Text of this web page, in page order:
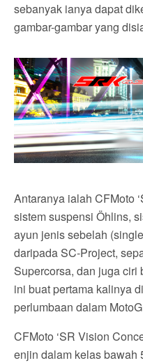
sebanyak ianya dapat
gambar-gambar yang
Antaranya ialah CFMoto
sistem suspensi Öhlins,
ayun jenis sebelah
daripada SC-Project,
Supercorsa, dan juga
ini buat pertama kalinya
perlumbaan dalam
CFMoto ‘SR Vision
enjin dalam kelas bawah